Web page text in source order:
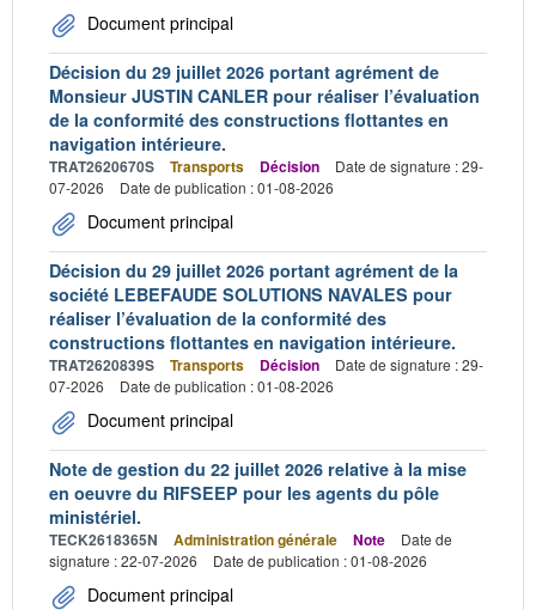
Document principal
Décision du 29 juillet 2026 portant agrément de
Monsieur JUSTIN CANLER pour réaliser l’évaluation
de la conformité des constructions flottantes en
navigation intérieure.
TRAT2620670S Transports Décision
Date de signature : 29-
07-2026
Date de publication : 01-08-2026
Document principal
Décision du 29 juillet 2026 portant agrément de la
société LEBEFAUDE SOLUTIONS NAVALES pour
réaliser l’évaluation de la conformité des
constructions flottantes en navigation intérieure.
TRAT2620839S Transports Décision
Date de signature : 29-
07-2026
Date de publication : 01-08-2026
Document principal
Note de gestion du 22 juillet 2026 relative à la mise
en oeuvre du RIFSEEP pour les agents du pôle
ministériel.
TECK2618365N Administration générale Note
Date de
signature : 22-07-2026
Date de publication : 01-08-2026
Document principal